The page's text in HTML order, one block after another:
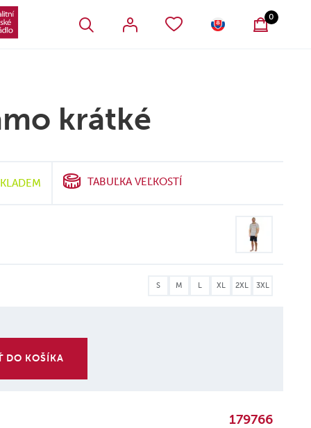
0
SLOVENSKO
krátké
TABUĽKA VEĽKOSTÍ
S M L XL 2XL 3XL
DO KOŠÍKA
179766